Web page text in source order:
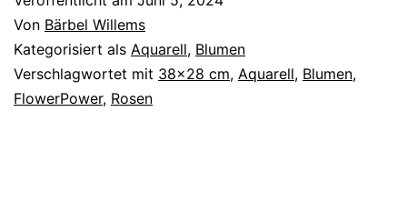
Von Bärbel Willems
Kategorisiert als Aquarell, Blumen
Verschlagwortet mit 38x28 cm, Aquarell, Blumen,
FlowerPower, Rosen